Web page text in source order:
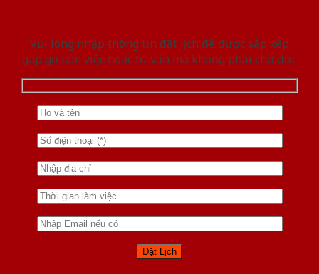
Vui lòng nhập thông tin đặt lịch để được sắp xếp
gặp gỡ làm việc hoăc tư vấn mà không phải chờ đợi.